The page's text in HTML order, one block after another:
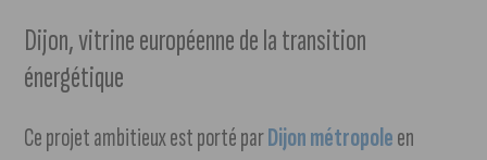
Dijon, vitrine européenne de la transition
énergétique
Ce projet ambitieux est porté parDijon métropoleen